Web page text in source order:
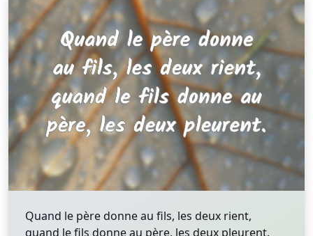
Quand le père donne au fils, les deux rient,
quand le fils donne au père, les deux pleurent.